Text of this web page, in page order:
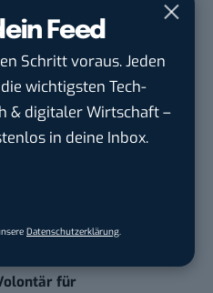
Feed
Schritt voraus. Jeden
wichtigsten Tech-
& digitaler Wirtschaft –
in deine Inbox.
Datenschutzerklärung.
GmbHinEschborn
w/d) Customer
Soc...
Berlin, Frankfurt am Main,
Reutlingen
für